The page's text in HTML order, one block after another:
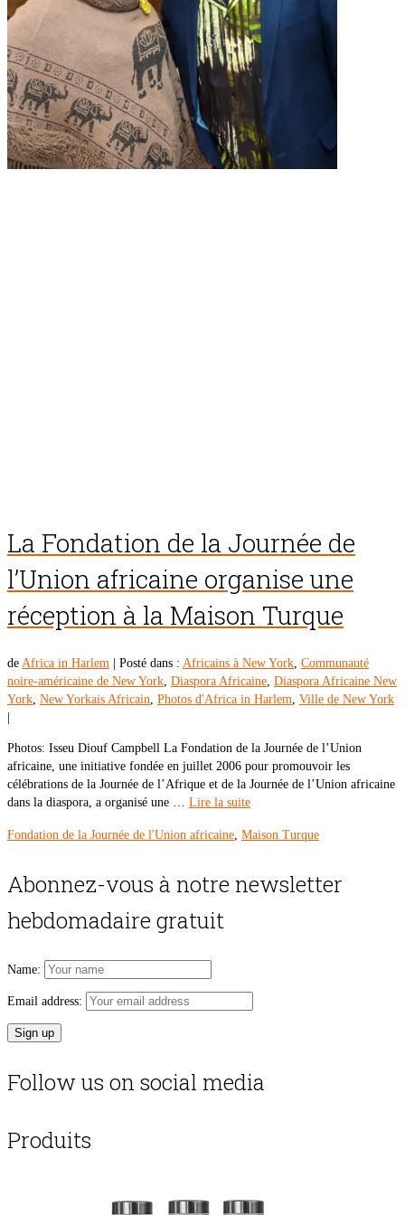
La Fondation de la Journée de
l’Union africaine organise une
réception à la Maison Turque
de Africa in Harlem Posté dans : Africains à New York, Communauté
noire-américaine de New York, Diaspora Africaine, Diaspora Africaine New
York, New Yorkais Africain, Photos d'Africa in Harlem, Ville de New York
Photos: Isseu Diouf Campbell La Fondation de la Journée de l’Union
africaine, une initiative fondée en juillet 2006 pour promouvoir les
célébrations de la Journée de l’Afrique et de la Journée de l’Union africaine
dans la diaspora, a organisé une … Lire la suite
Fondation de la Journée de l'Union africaine, Maison Turque
Abonnez-vous à notre newsletter
hebdomadaire gratuit
Name:
Email address:
Follow us on social media
Produits